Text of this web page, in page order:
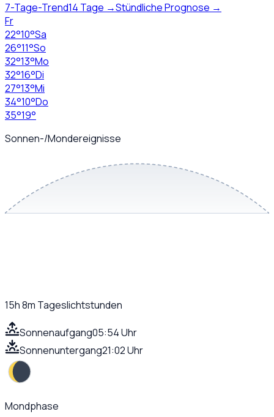
7-Tage-Trend14 Tage →Stündliche Prognose →
Fr
22°10°Sa
26°11°So
32°13°Mo
32°16°Di
27°13°Mi
34°10°Do
35°19°
Sonnen-/Mondereignisse
15h 8m Tageslichtstunden
Sonnenaufgang05:54 Uhr
Sonnenuntergang21:02 Uhr
Mondphase